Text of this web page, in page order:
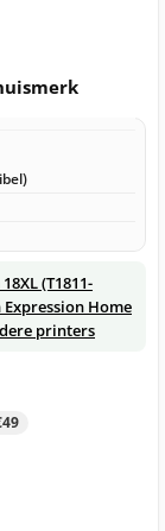
(T1811-
Expression Home
printers